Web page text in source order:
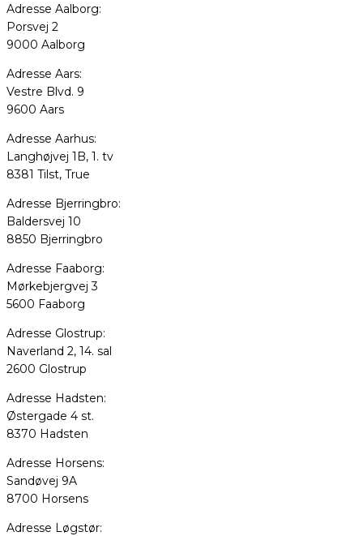
Adresse Aalborg:
Porsvej 2
9000 Aalborg
Adresse Aars:
Vestre Blvd. 9
9600 Aars
Adresse Aarhus:
Langhøjvej 1B, 1. tv
8381 Tilst, True
Adresse Bjerringbro:
Baldersvej 10
8850 Bjerringbro
Adresse Faaborg:
Mørkebjergvej 3
5600 Faaborg
Adresse Glostrup:
Naverland 2, 14. sal
2600 Glostrup
Adresse Hadsten:
Østergade 4 st.
8370 Hadsten
Adresse Horsens:
Sandøvej 9A
8700 Horsens
Adresse Løgstør: